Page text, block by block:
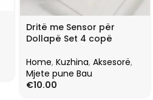
Dritë me Sensor për
Dollapë Set 4 copë
Home, Kuzhina, Aksesorë,
Mjete pune Bau
€10.00